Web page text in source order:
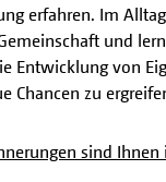
erfahren. Im
und
Entwicklung von
Chancen zu
sind Ihnen